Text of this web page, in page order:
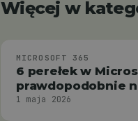
Więcej w
MICROSOFT 365
6 perełek w
prawdopodobnie
1 maja 2026